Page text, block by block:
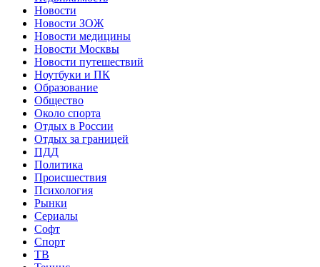
Новости
Новости ЗОЖ
Новости медицины
Новости Москвы
Новости путешествий
Ноутбуки и ПК
Образование
Общество
Около спорта
Отдых в России
Отдых за границей
ПДД
Политика
Происшествия
Психология
Рынки
Сериалы
Софт
Спорт
ТВ